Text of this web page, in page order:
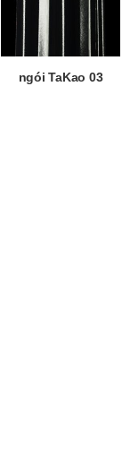
ngói TaKao 03